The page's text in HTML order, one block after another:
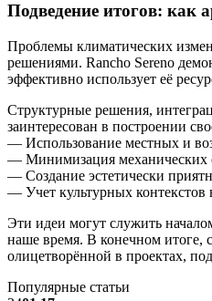
Подведение итогов: как
Проблемы климатических
решениями. Rancho Sereno
эффективно использует её
Структурные решения,
заинтересован в построении
— Использование местных и
— Минимизация механических
— Создание эстетически
— Учет культурных контекстов
Эти идеи могут служить
наше время. В конечном итоге,
олицетворённой в проектах,
Популярные статьи